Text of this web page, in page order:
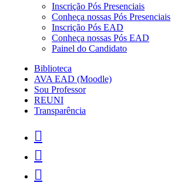
Inscrição Pós Presenciais
Conheça nossas Pós Presenciais
Inscrição Pós EAD
Conheça nossas Pós EAD
Painel do Candidato
Biblioteca
AVA EAD (Moodle)
Sou Professor
REUNI
Transparência


